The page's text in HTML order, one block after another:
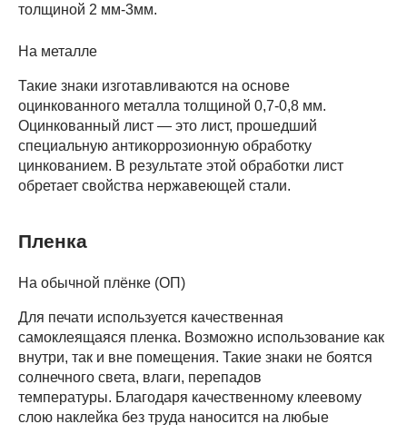
толщиной 2 мм-3мм.
На металле
Такие знаки изготавливаются на основе
оцинкованного металла толщиной 0,7-0,8 мм.
Оцинкованный лист — это лист, прошедший
специальную антикоррозионную обработку
цинкованием. В результате этой обработки лист
обретает свойства нержавеющей стали.
Пленка
На обычной плёнке (ОП)
Для печати используется качественная
самоклеящаяся пленка. Возможно использование как
внутри, так и вне помещения. Такие знаки не боятся
солнечного света, влаги, перепадов
температуры. Благодаря качественному клеевому
слою наклейка без труда наносится на любые